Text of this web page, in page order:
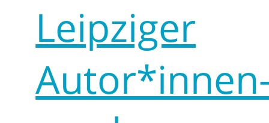
Leipziger